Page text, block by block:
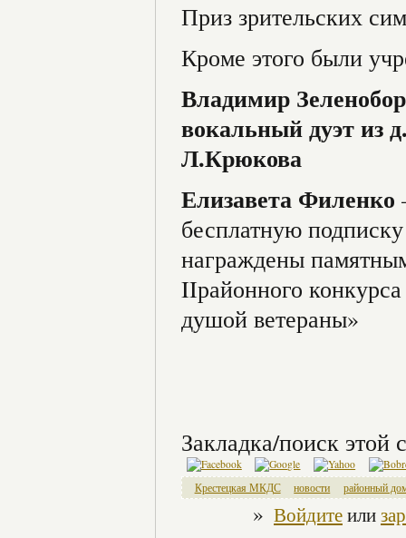
Приз зрительских
Кроме этого были
Владимир
вокальный дуэт из
Л.Крюкова
Елизавета Филенко
бесплатную
награждены
IIрайонного
душой ветераны»
Закладка/поиск этой
Крестецкая МКДС новости районный
» Войдитеили